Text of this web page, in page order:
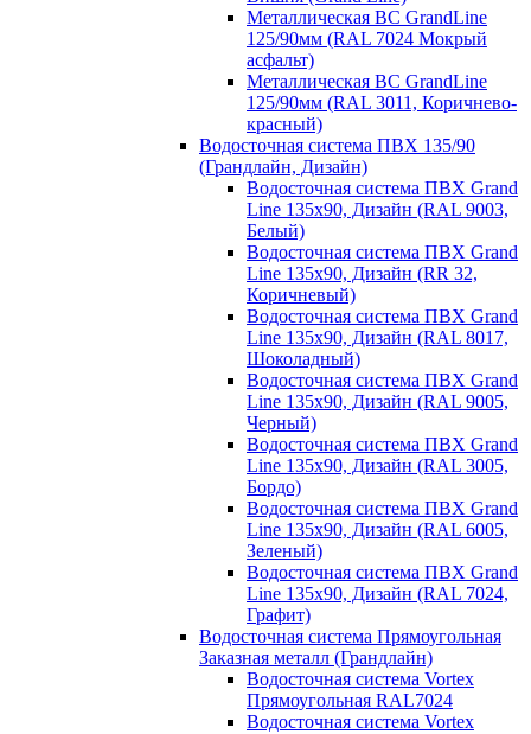
Металлическая ВС GrandLine
125/90мм (RAL 7024 Мокрый
асфальт)
Металлическая ВС GrandLine
125/90мм (RAL 3011, Коричнево-
красный)
Водосточная система ПВХ 135/90
(Грандлайн, Дизайн)
Водосточная система ПВХ Grand
Line 135х90, Дизайн (RAL 9003,
Белый)
Водосточная система ПВХ Grand
Line 135х90, Дизайн (RR 32,
Коричневый)
Водосточная система ПВХ Grand
Line 135х90, Дизайн (RAL 8017,
Шоколадный)
Водосточная система ПВХ Grand
Line 135х90, Дизайн (RAL 9005,
Черный)
Водосточная система ПВХ Grand
Line 135х90, Дизайн (RAL 3005,
Бордо)
Водосточная система ПВХ Grand
Line 135х90, Дизайн (RAL 6005,
Зеленый)
Водосточная система ПВХ Grand
Line 135х90, Дизайн (RAL 7024,
Графит)
Водосточная система Прямоугольная
Заказная металл (Грандлайн)
Водосточная система Vortex
Прямоугольная RAL7024
Водосточная система Vortex